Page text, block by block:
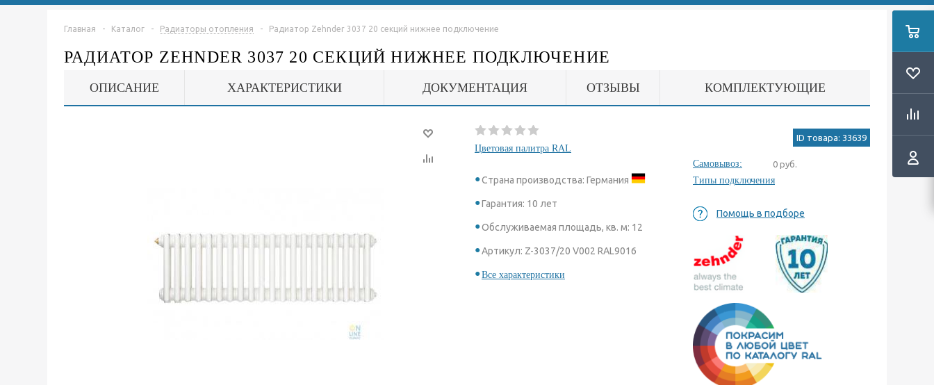
Главная - Каталог - Радиаторы отопления - Радиатор Zehnder 3037 20 секций нижнее подключение
РАДИАТОР ZEHNDER 3037 20 СЕКЦИЙ НИЖНЕЕ ПОДКЛЮЧЕНИЕ
ОПИСАНИЕ ХАРАКТЕРИСТИКИ ДОКУМЕНТАЦИЯ ОТЗЫВЫ КОМПЛЕКТУЮЩИЕ
Цветовая палитра RAL
Страна производства: Германия
Гарантия: 10 лет
Обслуживаемая площадь, кв. м: 12
Артикул: Z-3037/20 V002 RAL9016
Все характеристики
ID товара: 33639
Самовывоз: 0 руб.
Типы подключения
Помощь в подборе